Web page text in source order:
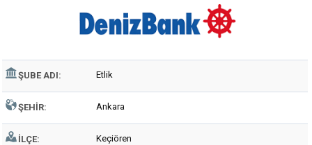
ŞUBE ADI: Etlik
ŞEHIR: Ankara
İLÇE: Keçiören